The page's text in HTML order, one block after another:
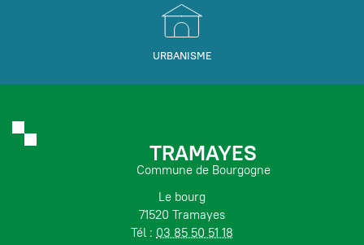
URBANISME
TRAMAYES
Commune de Bourgogne
Le bourg
71520 Tramayes
Tél : 03 85 50 51 18